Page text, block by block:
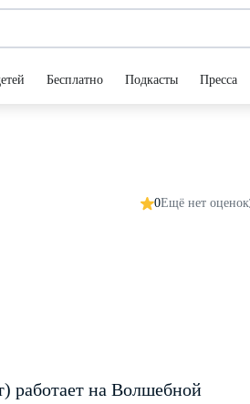
Бесплатно Подкасты Пресса
0Ещё нет оценок
работает на Волшебной